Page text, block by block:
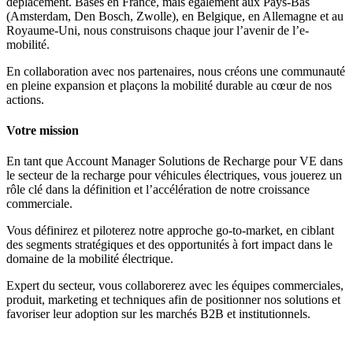
(Amsterdam, Den Bosch, Zwolle), en Belgique, en Allemagne et au
Royaume-Uni, nous construisons chaque jour l’avenir de l’e-
mobilité.
En collaboration avec nos partenaires, nous créons une communauté
en pleine expansion et plaçons la mobilité durable au cœur de nos
actions.
Votre mission
En tant que Account Manager Solutions de Recharge pour VE dans
le secteur de la recharge pour véhicules électriques, vous jouerez un
rôle clé dans la définition et l’accélération de notre croissance
commerciale.
Vous définirez et piloterez notre approche go-to-market, en ciblant
des segments stratégiques et des opportunités à fort impact dans le
domaine de la mobilité électrique.
Expert du secteur, vous collaborerez avec les équipes commerciales,
produit, marketing et techniques afin de positionner nos solutions et
favoriser leur adoption sur les marchés B2B et institutionnels.